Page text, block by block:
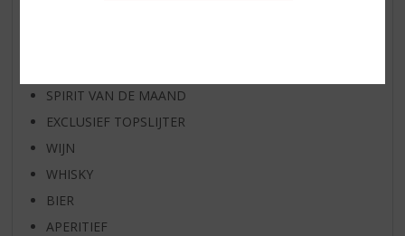
SPIRIT VAN DE MAAND
EXCLUSIEF TOPSLIJTER
WIJN
WHISKY
BIER
APERITIEF